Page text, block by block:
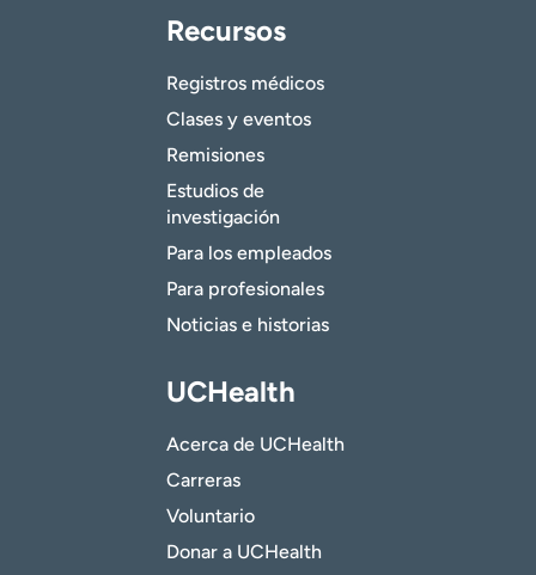
Recursos
Registros médicos
Clases y eventos
Remisiones
Estudios de
investigación
Para los empleados
Para profesionales
Noticias e historias
UCHealth
Acerca de UCHealth
Carreras
Voluntario
Donar a UCHealth